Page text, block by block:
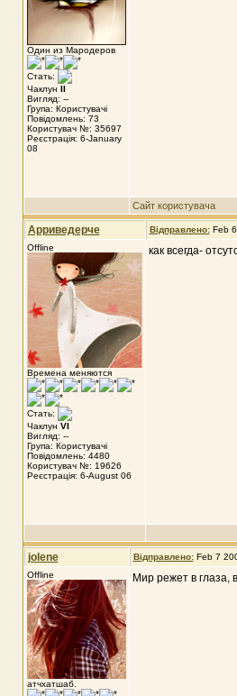
Один из Мародеров
Стать:
Чаклун II
Вигляд: --
Група: Користувачі
Повідомлень: 73
Користувач №: 35697
Реєстрація: 6-January
08
Сайт користувача
Арриведерче Відправлено: Feb
Offline
Времена меняются
Стать:
Чаклун VI
Вигляд: --
Група: Користувачі
Повідомлень: 4480
Користувач №: 19626
Реєстрація: 6-August 06
как всегда-
jolene Відправлено: Feb 7
Offline
атчхатшаб.
Мир режет в глаза,